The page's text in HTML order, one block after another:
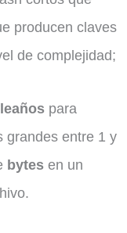
producen claves
de complejidad;
para
grandes entre 1 y
bytes en un